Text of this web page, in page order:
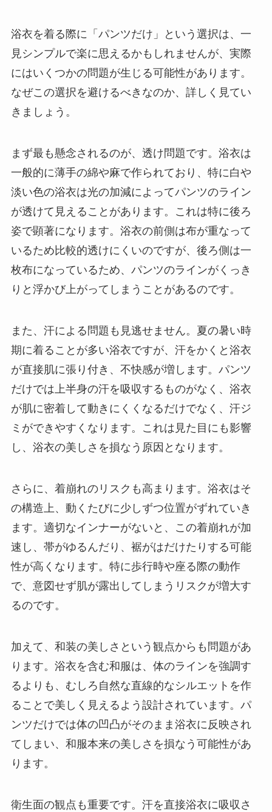
浴衣を着る際に「パンツだけ」という選択は、一
見シンプルで楽に思えるかもしれませんが、実際
にはいくつかの問題が生じる可能性があります。
なぜこの選択を避けるべきなのか、詳しく見てい
きましょう。
まず最も懸念されるのが、透け問題です。浴衣は
一般的に薄手の綿や麻で作られており、特に白や
淡い色の浴衣は光の加減によってパンツのライン
が透けて見えることがあります。これは特に後ろ
姿で顕著になります。浴衣の前側は布が重なって
いるため比較的透けにくいのですが、後ろ側は一
枚布になっているため、パンツのラインがくっき
りと浮かび上がってしまうことがあるのです。
また、汗による問題も見逃せません。夏の暑い時
期に着ることが多い浴衣ですが、汗をかくと浴衣
が直接肌に張り付き、不快感が増します。パンツ
だけでは上半身の汗を吸収するものがなく、浴衣
が肌に密着して動きにくくなるだけでなく、汗ジ
ミができやすくなります。これは見た目にも影響
し、浴衣の美しさを損なう原因となります。
さらに、着崩れのリスクも高まります。浴衣はそ
の構造上、動くたびに少しずつ位置がずれていき
ます。適切なインナーがないと、この着崩れが加
速し、帯がゆるんだり、裾がはだけたりする可能
性が高くなります。特に歩行時や座る際の動作
で、意図せず肌が露出してしまうリスクが増大す
るのです。
加えて、和装の美しさという観点からも問題があ
ります。浴衣を含む和服は、体のラインを強調す
るよりも、むしろ自然な直線的なシルエットを作
ることで美しく見えるよう設計されています。パ
ンツだけでは体の凹凸がそのまま浴衣に反映され
てしまい、和服本来の美しさを損なう可能性があ
ります。
衛生面の観点も重要です。汗を直接浴衣に吸収さ